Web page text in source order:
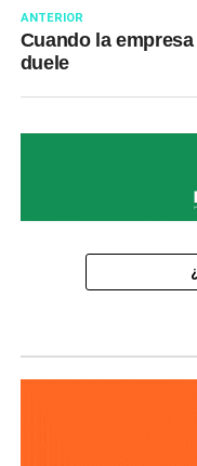
ANTERIOR
Cuando la
duele